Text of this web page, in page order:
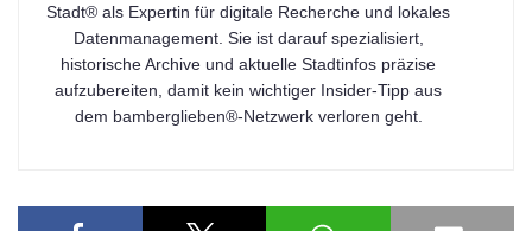
Stadt® als Expertin für digitale Recherche und lokales
Datenmanagement. Sie ist darauf spezialisiert,
historische Archive und aktuelle Stadtinfos präzise
aufzubereiten, damit kein wichtiger Insider-Tipp aus
dem bamberglieben®-Netzwerk verloren geht.